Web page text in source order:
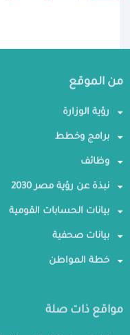
من الموقع
رؤية الوزارة
برامج وخطط
وظائف
نبذة عن رؤية مصر 2030
بيانات الحسابات القومية
بيانات صحفية
خطة المواطن
مواقع ذات صلة